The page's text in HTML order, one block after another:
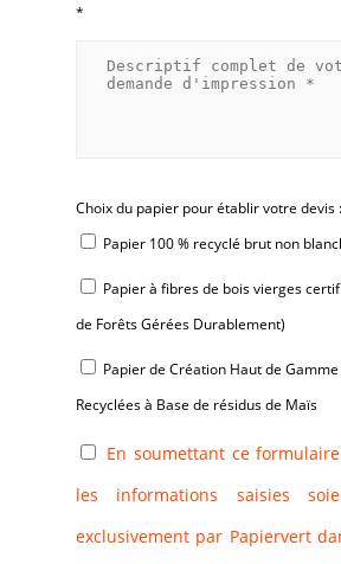
*
Choix du papier pour établir votre devis :
Papier 100 % recyclé brut non
Papier à fibres de bois vierges
de Forêts Gérées Durablement)
Papier de Création Haut de
Recyclées à Base de résidus de Maïs
En soumettant ce
les informations saisies
exclusivement par Papiervert